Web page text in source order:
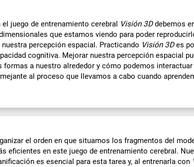
el juego de entrenamiento cerebral Visión 3Ddebemos
que estamos viendo para poder
nuestra percepción espacial. Practicando Visión 3Des
cognitiva. Mejorar nuestra percepción espacial
formas a nuestro alrededor y cómo podemos
al proceso que llevamos a cabo cuando
el orden en que situamos los fragmentos del
eficientes en este juego de entrenamiento cerebral.
es esencial para esta tarea y, al entrenarla con